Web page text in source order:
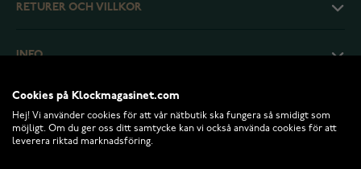
RETURER OCH VILLKOR
INFO
Cookies på Klockmagasinet.com
Hej! Vi använder cookies för att vår nätbutik ska fungera så smidigt som
möjligt. Om du ger oss ditt samtycke kan vi också använda cookies för att
leverera riktad marknadsföring.